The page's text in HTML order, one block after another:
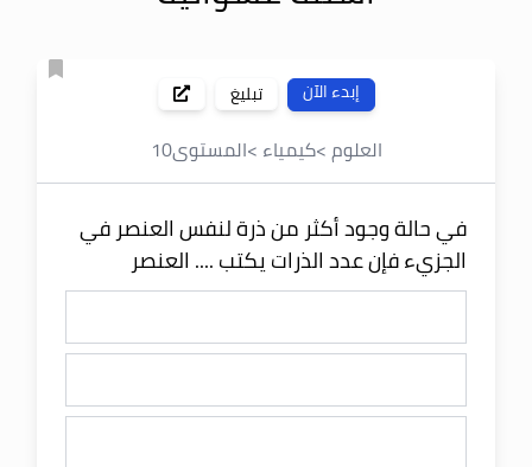
إبدء الآن تبليغ
العلوم>كيمياء >المستوى10
في حالة وجود أكثر من ذرة لنفس العنصر في
الجزيء فإن عدد الذرات يكتب .... العنصر